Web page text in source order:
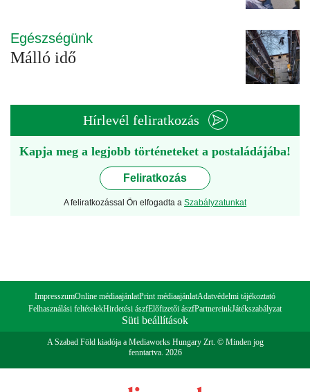
Egészségünk
Málló idő
Hírlevél feliratkozás
Kapja meg a legjobb történeteket a postaládájába!
Feliratkozás
A feliratkozással Ön elfogadta a Szabályzatunkat
ImpresszumOnline médiaajánlatPrint médiaajánlatAdatvédelmi tájékoztató
Felhasználási feltételekHirdetési ászfElőfizetői ászfPartnereinkJátékszabályzat
Süti beállítások
A Szabad Föld kiadója a Mediaworks Hungary Zrt. © Minden jog
fenntartva. 2026